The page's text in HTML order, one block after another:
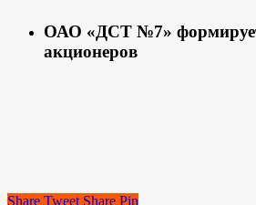
ОАО «ДСТ №7»
акционеров
Share Tweet Share Pin